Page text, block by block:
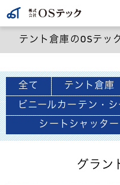
テント倉庫のOSテック
全て テント倉庫
ビニールカーテン・シ
シートシャッター
グラン